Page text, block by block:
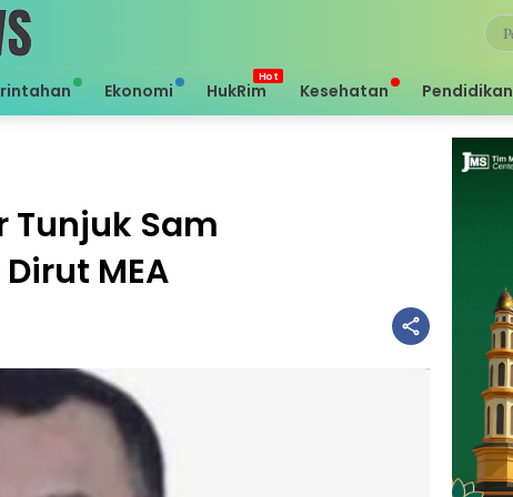
Ekonomi HukRim Kesehatan Pendidikan
Tunjuk Sam
MEA